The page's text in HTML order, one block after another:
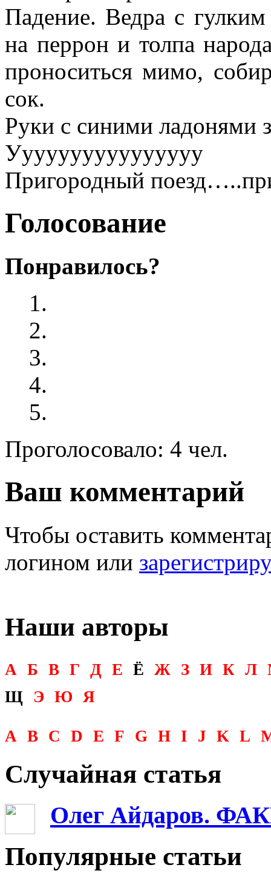
Падение. Ведра с
на перрон и толпа
проноситься мимо,
сок.
Руки с синими ладонями
Уууууууууууууууу
Пригородный
Голосование
Понравилось?
Проголосовало: 4 чел.
Ваш комментарий
Чтобы оставить
логином или
Наши авторы
А Б В Г Д Е Ё Ж З И К Л
Щ Э Ю Я
A B C D E F G H I J K L
Случайная статья
Олег Айдаров.
Популярные статьи